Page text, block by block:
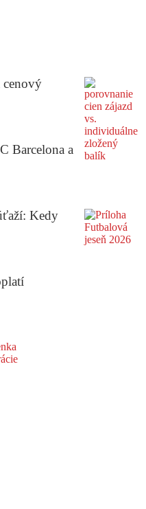
Barcelona a
Kedy